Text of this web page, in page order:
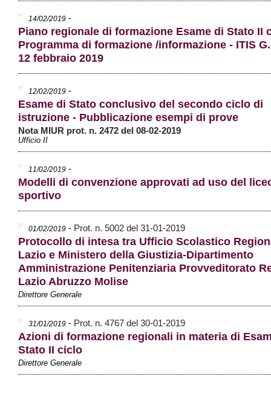
14/02/2019 -
Piano regionale di formazione Esame di Stato II
Programma di formazione /informazione - ITIS
12 febbraio 2019
12/02/2019 -
Esame di Stato conclusivo del secondo ciclo di
istruzione - Pubblicazione esempi di prove
Nota MIUR prot. n. 2472 del 08-02-2019
Ufficio II
11/02/2019 -
Modelli di convenzione approvati ad uso del
sportivo
01/02/2019 - Prot. n. 5002 del 31-01-2019
Protocollo di intesa tra Ufficio Scolastico
Lazio e Ministero della Giustizia-Dipartimento
Amministrazione Penitenziaria Provveditorato
Lazio Abruzzo Molise
Direttore Generale
31/01/2019 - Prot. n. 4767 del 30-01-2019
Azioni di formazione regionali in materia di
Stato II ciclo
Direttore Generale